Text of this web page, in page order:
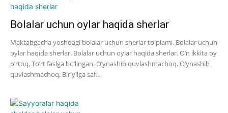
Bolalar uchun oylar haqida sherlar
Maktabgacha yoshdagi bolalar uchun sherlar to'plami. Bolalar uchun
oylar haqida sherlar. Bolalar uchun oylar haqida sherlar. O’n ikkita oy
o’rtoq, To’rt faslga bo’lingan. O’ynashib quvlashmachoq, O’ynashib
quvlashmachoq, Bir yilga saf...